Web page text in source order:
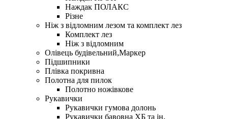
Наждак ПОЛАКС
Різне
Ніж з відломним лезом та комплект лез
Комплект лез
Ніж з відломним
Олівець будівельний,Маркер
Підшипники
Плівка покривна
Полотна для пилок
Полотно ножівкове
Рукавички
Рукавички гумова долонь
Рукавички бавовна ХБ та ін.